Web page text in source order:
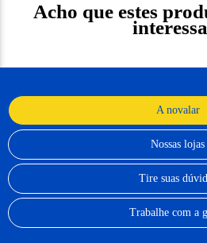
Acho que estes
A novalar
Nossas lojas
Tire suas
Trabalhe com a